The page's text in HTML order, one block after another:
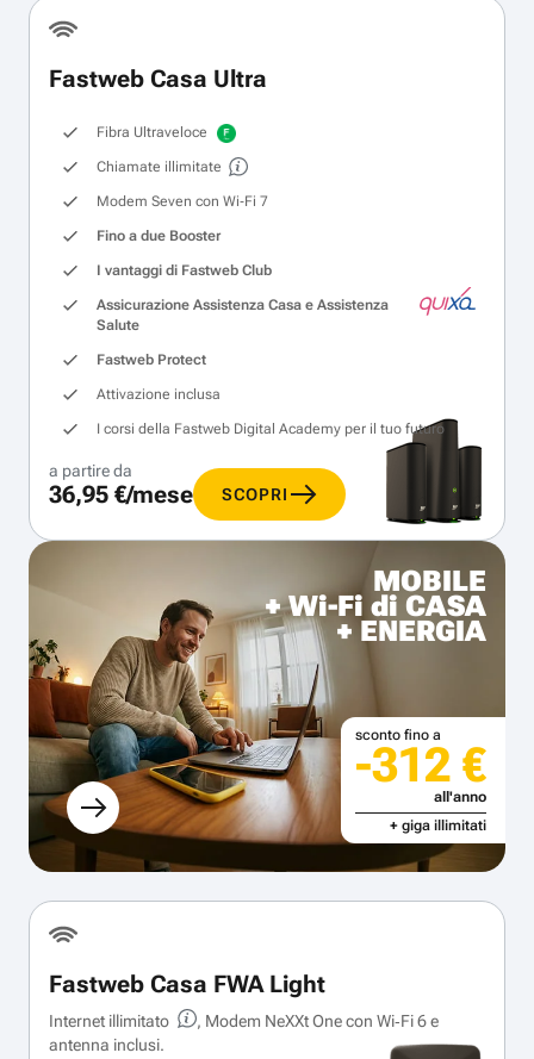
Fastweb Casa Ultra
Fibra Ultraveloce
Chiamate illimitate
Modem Seven con Wi‑Fi 7
Fino a due Booster
I vantaggi di Fastweb Club
Assicurazione Assistenza Casa e Assistenza
Salute
Fastweb Protect
Attivazione inclusa
I corsi della Fastweb Digital Academy per il tuo futuro
a partire da
36,95 €/mese SCOPRI
MOBILE
+ Wi-Fi di CASA
+ ENERGIA
sconto fino a
-312 €
all'anno
+ giga illimitati
Fastweb Casa FWA Light
Internet illimitato
, Modem NeXXt One con Wi‑Fi 6 e
antenna inclusi.